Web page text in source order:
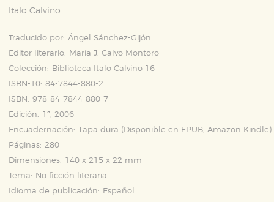
Italo Calvino
Traducido por: Ángel Sánchez-Gijón
Editor literario:
María J. Calvo Montoro
Colección:
Biblioteca Italo Calvino 16
ISBN-10: 84-7844-880-2
ISBN: 978-84-7844-880-7
Edición: 1ª, 2006
Encuadernación: Tapa dura (Disponible en EPUB,Amazon Kindle )
Páginas: 280
Dimensiones: 140 x 215 x 22 mm
Tema:
No ficción literaria
Idioma de publicación:
Español